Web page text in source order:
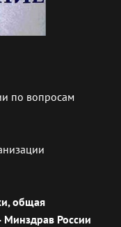
по вопросам
общая
России